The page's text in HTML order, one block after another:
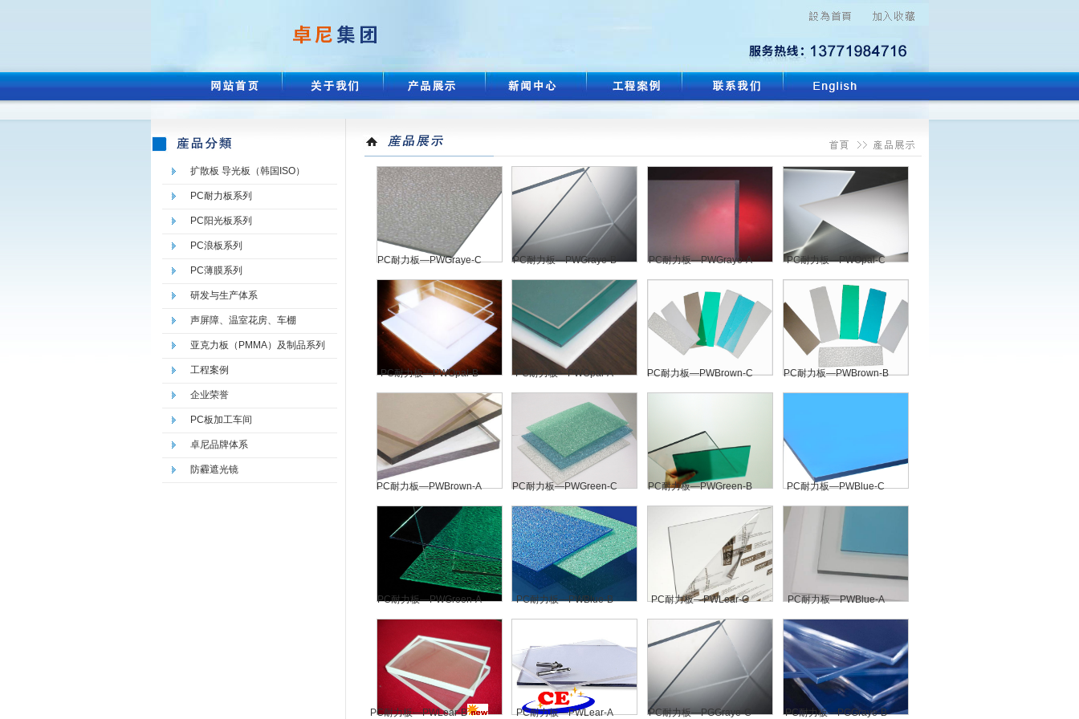
扩散板 导光板（韩国ISO）
PC耐力板系列
PC阳光板系列
PC浪板系列
PC薄膜系列
研发与生产体系
声屏障、温室花房、车棚
亚克力板（PMMA）及制品系列
工程案例
企业荣誉
PC板加工车间
卓尼品牌体系
防霾遮光镜
PC耐力板—PWGraye-C PC耐力板—PWGraye-B PC耐力板—PWGraye-A PC耐力板—PWOpal-C
PC耐力板—PWOpal-B PC耐力板—PWOpal-A PC耐力板—PWBrown-C PC耐力板—PWBrown-B
PC耐力板—PWBrown-A PC耐力板—PWGreen-C PC耐力板—PWGreen-B PC耐力板—PWBlue-C
PC耐力板—PWGreen-A PC耐力板—PWBlue-B PC耐力板—PWLear-C PC耐力板—PWBlue-A
PC耐力板—PWLear-B PC耐力板—PWLear-A PC耐力板—PGGraye-C PC耐力板—PGGraye-B